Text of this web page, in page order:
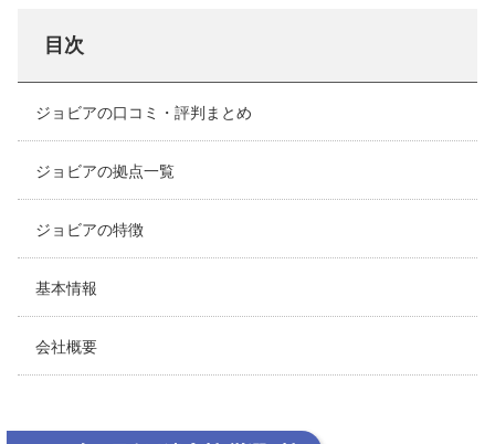
目次
ジョビアの口コミ・評判まとめ
ジョビアの拠点一覧
ジョビアの特徴
基本情報
会社概要